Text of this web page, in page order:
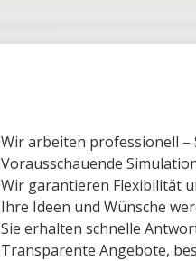
Wir arbeiten professionell
Vorausschauende
Wir garantieren Flexibilität
Ihre Ideen und Wünsche
Sie erhalten schnelle
Transparente Angebote,